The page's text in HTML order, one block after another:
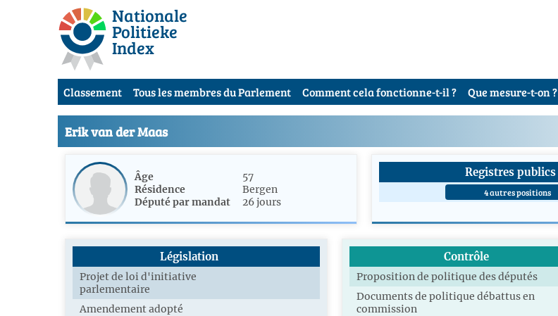
Nationale
Politieke
Index
Classement Tous les membres du Parlement Comment cela fonctionne-t-il ? Que mesure-t-on ?
Erik van der Maas
Âge
57
Résidence
Bergen
Député par mandat
26 jours
Registres publics
4 autres positions
Législation
Projet de loi d'initiative
parlementaire
Amendement adopté
Contrôle
Proposition de politique des députés
Documents de politique débattus en
commission